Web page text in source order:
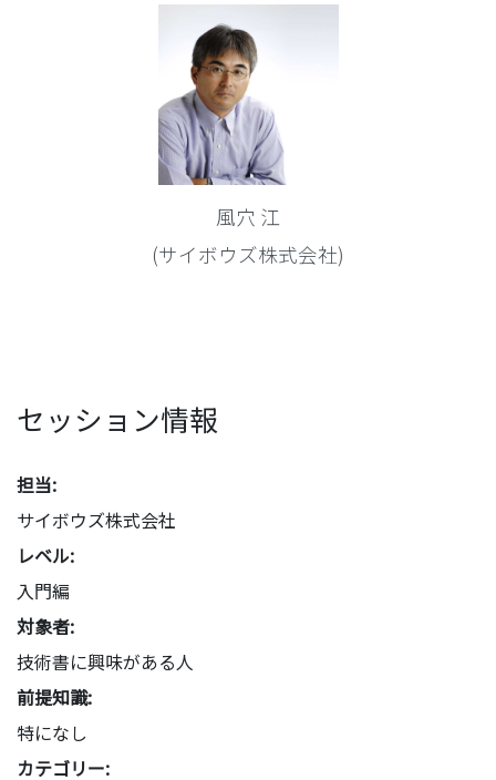
風穴 江
(サイボウズ株式会社)
セッション情報
担当:
サイボウズ株式会社
レベル:
入門編
対象者:
技術書に興味がある人
前提知識:
特になし
カテゴリー: